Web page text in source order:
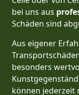
bei uns aus
Schäden sind
Aus eigener
besonders
können jederzeit